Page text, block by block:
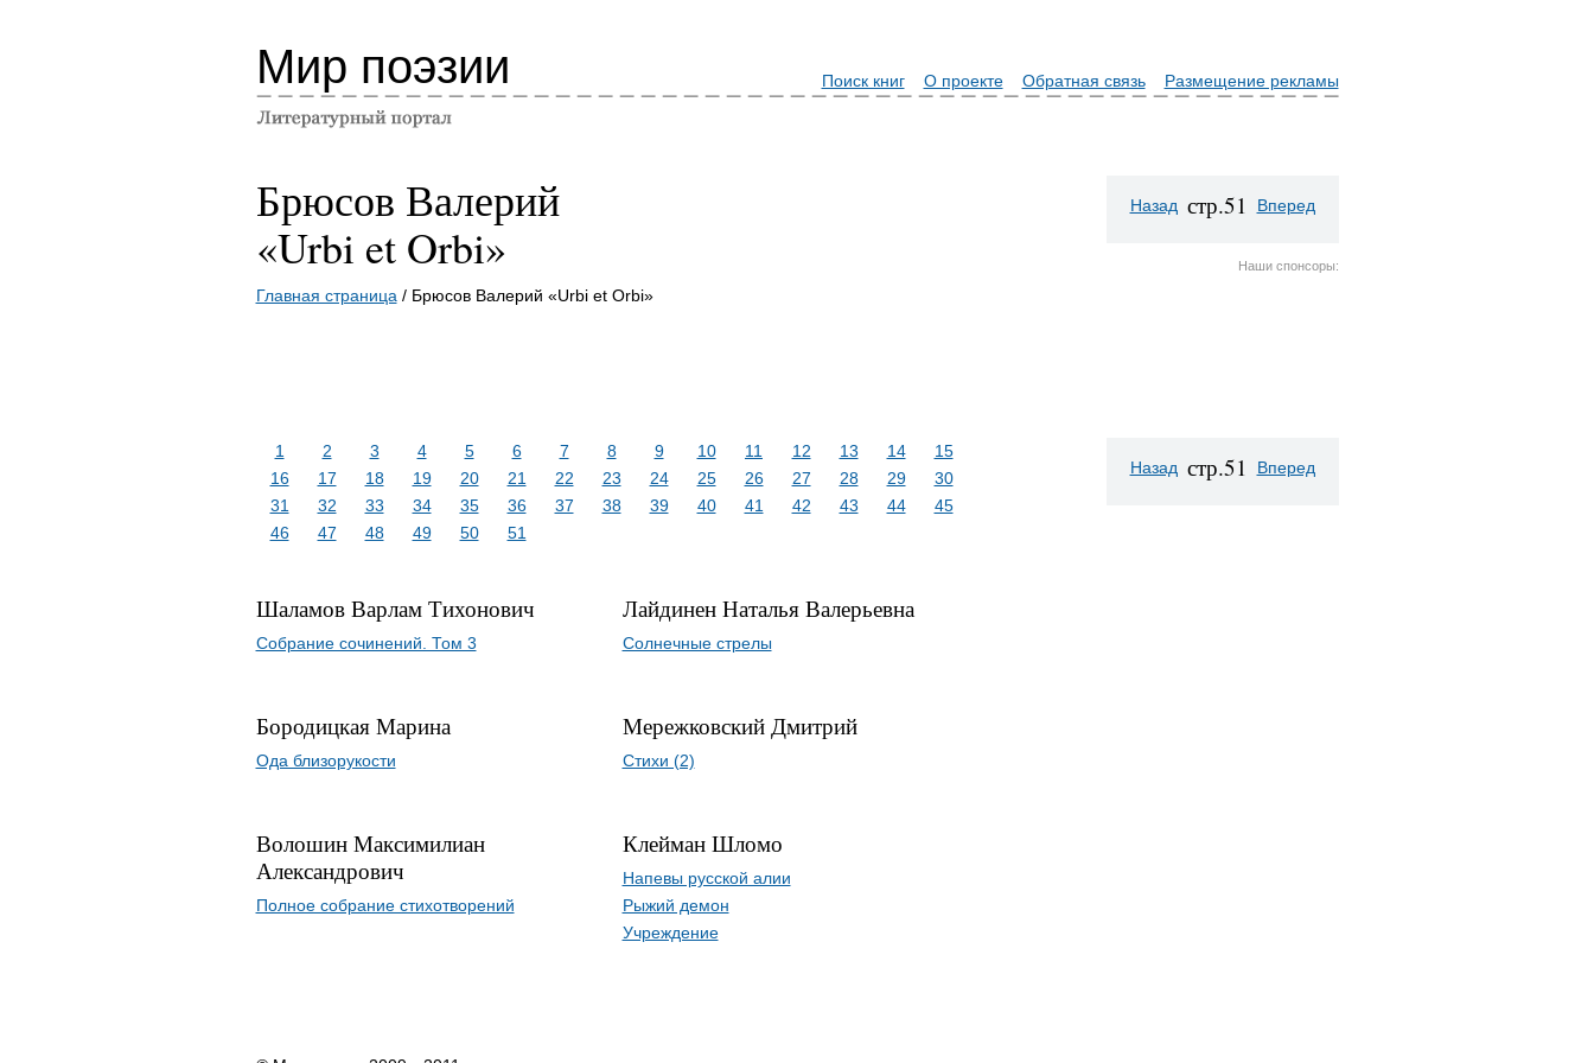
Мир поэзии Поиск книг О проекте Обратная связь Размещение рекламы
Брюсов Валерий
«Urbi et Orbi»
Главная страница / Брюсов Валерий «Urbi et Orbi»
Назад стр.51 Вперед
Наши спонсоры:
1 2 3 4 5 6 7 8 9 10 11 12 13 14
15
16
17 18 19 20 21 22 23 24 25 26 27 28 29
30
31
32 33 34 35 36 37 38 39 40 41 42 43 44
45
46
47 48 49 50 51
Шаламов Варлам Тихонович
Собрание сочинений. Том 3
Бородицкая Марина
Ода близорукости
Волошин Максимилиан
Александрович
Полное собрание стихотворений
Лайдинен Наталья Валерьевна
Солнечные стрелы
Мережковский Дмитрий
Стихи (2)
Клейман Шломо
Напевы русской алии
Рыжий демон
Учреждение
Назад стр.51 Вперед